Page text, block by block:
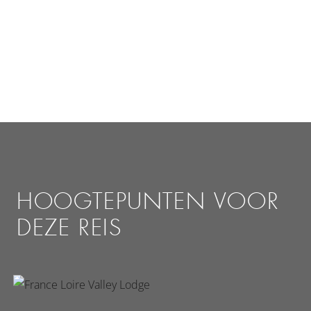
HOOGTEPUNTEN VOOR
DEZE REIS